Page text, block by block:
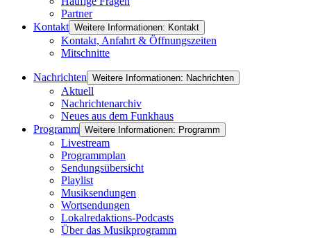
Partner
Kontakt Weitere Informationen: Kontakt
Kontakt, Anfahrt & Öffnungszeiten
Mitschnitte
Nachrichten Weitere Informationen: Nachrichten
Aktuell
Nachrichtenarchiv
Neues aus dem Funkhaus
Programm Weitere Informationen: Programm
Livestream
Programmplan
Sendungsübersicht
Playlist
Musiksendungen
Wortsendungen
Lokalredaktions-Podcasts
Über das Musikprogramm